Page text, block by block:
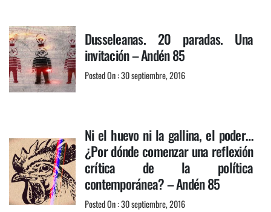
Dusseleanas. 20 paradas. Una
invitación – Andén 85
Posted On : 30 septiembre, 2016
Ni el huevo ni la gallina, el poder…
¿Por dónde comenzar una reflexión
crítica de la política
contemporánea? – Andén 85
Posted On : 30 septiembre, 2016